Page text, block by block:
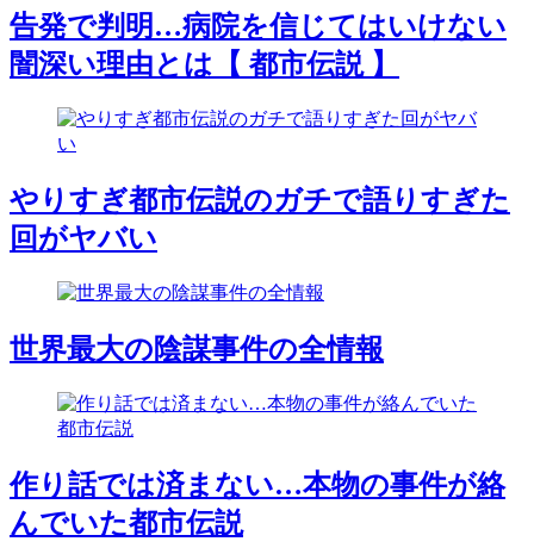
告発で判明…病院を信じてはいけない
闇深い理由とは【 都市伝説 】
やりすぎ都市伝説のガチで語りすぎた
回がヤバい
世界最大の陰謀事件の全情報
作り話では済まない…本物の事件が絡
んでいた都市伝説